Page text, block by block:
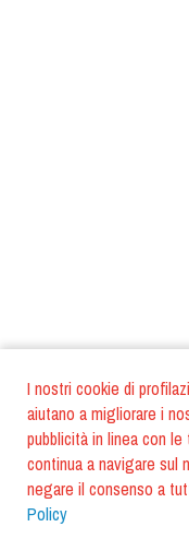
I nostri cookie di
aiutano a migliorare i
pubblicità in linea con
continua a navigare sul
negare il consenso a
Policy